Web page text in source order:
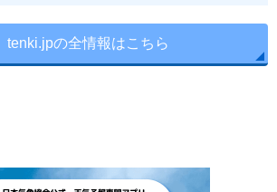
tenki.jpの全情報はこちら